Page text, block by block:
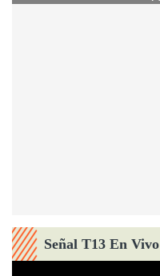
Señal T13 En Vivo